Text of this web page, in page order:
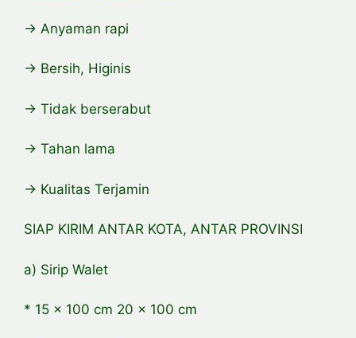
-> Anyaman rapi
-> Bersih, Higinis
-> Tidak berserabut
-> Tahan lama
-> Kualitas Terjamin
SIAP KIRIM ANTAR KOTA, ANTAR PROVINSI
a) Sirip Walet
* 15 x 100 cm 20 x 100 cm